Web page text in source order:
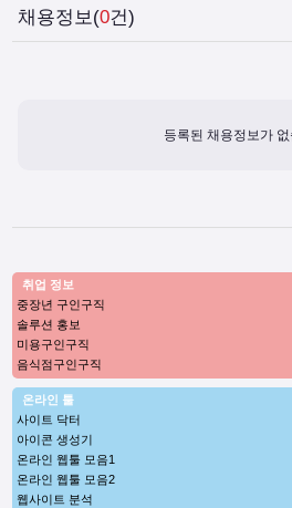
채용정보(0건)
등록된 채용정보가 없
취업 정보
중장년 구인구직
솔루션 홍보
미용구인구직
음식점구인구직
온라인 툴
사이트 닥터
아이콘 생성기
온라인 웹툴 모음1
온라인 웹툴 모음2
웹사이트 분석